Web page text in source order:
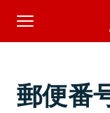
郵便番